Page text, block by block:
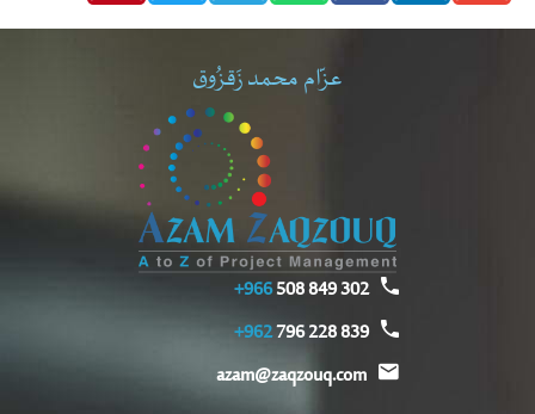
عزّام محمد زَقزُوق
302 849 508
966+
839 228 796
962+
azam@zaqzouq.com